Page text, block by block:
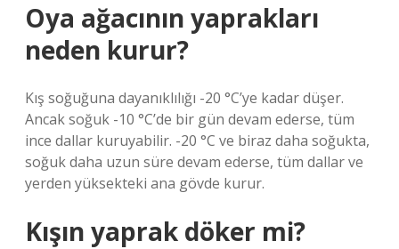
Oya ağacının yaprakları
neden kurur?
Kış soğuğuna dayanıklılığı -20 °C’ye kadar düşer.
Ancak soğuk -10 °C’de bir gün devam ederse, tüm
ince dallar kuruyabilir. -20 °C ve biraz daha soğukta,
soğuk daha uzun süre devam ederse, tüm dallar ve
yerden yüksekteki ana gövde kurur.
Kışın yaprak döker mi?